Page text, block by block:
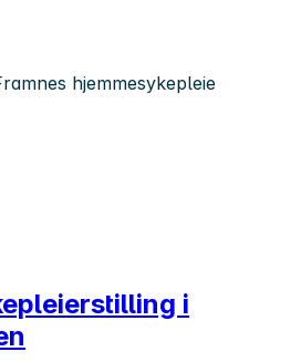
hjemmesykepleie
i